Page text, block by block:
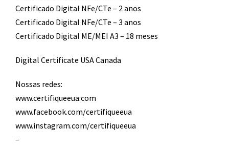
Certificado Digital NFe/CTe – 2 anos
Certificado Digital NFe/CTe – 3 anos
Certificado Digital ME/MEI A3 – 18 meses
Digital Certificate USA Canada
Nossas redes:
www.certifiqueeua.com
www.facebook.com/certifiqueeua
www.instagram.com/certifiqueeua
–